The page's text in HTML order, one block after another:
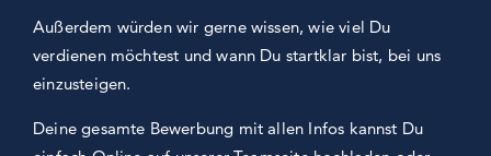
Außerdem würden wir gerne wissen, wie viel Du
verdienen möchtest und wann Du startklar bist, bei uns
einzusteigen.
Deine gesamte Bewerbung mit allen Infos kannst Du